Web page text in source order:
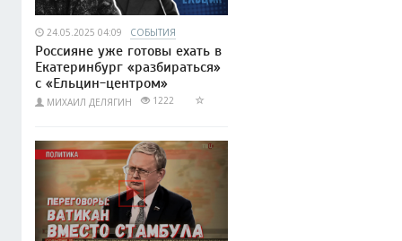
24.05.2025 04:09 СОБЫТИЯ
Россияне уже готовы ехать в
Екатеринбург «разбираться»
с «Ельцин-центром»
МИХАИЛ ДЕЛЯГИН 1222